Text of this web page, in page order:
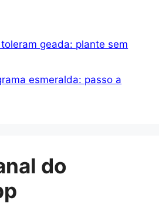
geada: plante sem
esmeralda: passo a
do